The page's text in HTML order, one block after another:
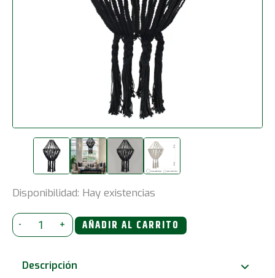
Disponibilidad: Hay existencias
-
Araña
grande
+ AÑADIR AL CARRITO
Descripción